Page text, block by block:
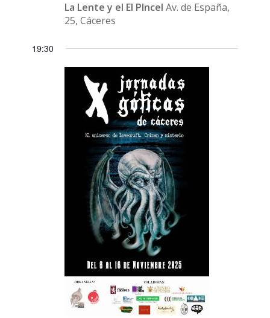
La Lente y el El PIncelAv. de España,
25, Cáceres
19:30